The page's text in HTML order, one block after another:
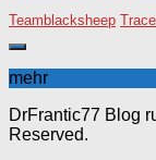
Teamblacksheep
mehr
DrFrantic77 Blog
Reserved.